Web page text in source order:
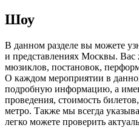
Шоу
В данном разделе вы можете
и представлениях Москвы.
мюзиклов, постановок,
О каждом мероприятии в
подробную информацию, а
проведения, стоимость
метро. Также мы всегда
легко можете проверить